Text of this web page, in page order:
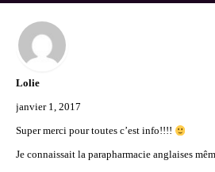
Lolie
janvier 1, 2017
Super merci pour toutes c’est info!!!!
Je connaissait la parapharmacie anglaises